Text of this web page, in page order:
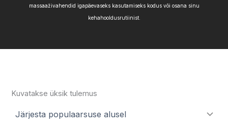
massaaživahendid igapäevaseks kasutamiseks kodus või osana sinu
kehahooldusrutiinist.
Kuvatakse üksik tulemus